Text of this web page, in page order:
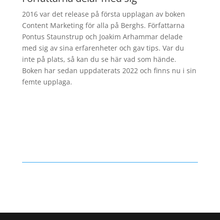
2016 var det release på första upplagan av boken
Content Marketing för alla på Berghs. Författarna
Pontus Staunstrup och Joakim Arhammar delade
med sig av sina erfarenheter och gav tips. Var du
inte på plats, så kan du se här vad som hände.
Boken har sedan uppdaterats 2022 och finns nu i sin
femte upplaga.